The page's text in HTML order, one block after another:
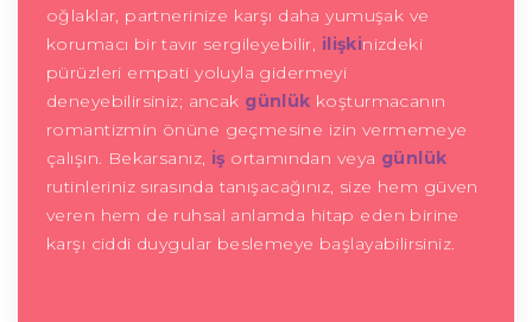
oğlaklar, partnerinize karşı daha yumuşak ve
korumacı bir tavır sergileyebilir, ilişkinizdeki
pürüzleri empati yoluyla gidermeyi
deneyebilirsiniz; ancak günlük koşturmacanın
romantizmin önüne geçmesine izin vermemeye
çalışın. Bekarsanız, iş ortamından veya günlük
rutinleriniz sırasında tanışacağınız, size hem güven
veren hem de ruhsal anlamda hitap eden birine
karşı ciddi duygular beslemeye başlayabilirsiniz.